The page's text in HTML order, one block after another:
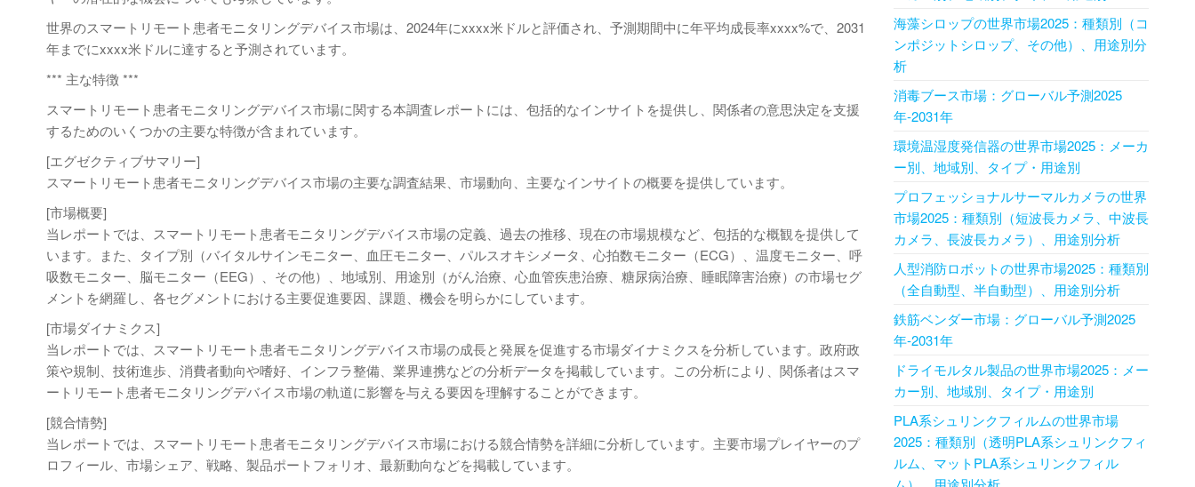
世界のスマートリモート患者モニタリングデバイス市場は、2024年にxxxx米ドルと評価され、予測期間中に年平均成長率xxxx%で、2031
年までにxxxx米ドルに達すると予測されています。
*** 主な特徴 ***
スマートリモート患者モニタリングデバイス市場に関する本調査レポートには、包括的なインサイトを提供し、関係者の意思決定を支援
するためのいくつかの主要な特徴が含まれています。
[エグゼクティブサマリー]
スマートリモート患者モニタリングデバイス市場の主要な調査結果、市場動向、主要なインサイトの概要を提供しています。
[市場概要]
当レポートでは、スマートリモート患者モニタリングデバイス市場の定義、過去の推移、現在の市場規模など、包括的な概観を提供して
います。また、タイプ別（バイタルサインモニター、血圧モニター、パルスオキシメータ、心拍数モニター（ECG）、温度モニター、呼
吸数モニター、脳モニター（EEG）、その他）、地域別、用途別（がん治療、心血管疾患治療、糖尿病治療、睡眠障害治療）の市場セグ
メントを網羅し、各セグメントにおける主要促進要因、課題、機会を明らかにしています。
[市場ダイナミクス]
当レポートでは、スマートリモート患者モニタリングデバイス市場の成長と発展を促進する市場ダイナミクスを分析しています。政府政
策や規制、技術進歩、消費者動向や嗜好、インフラ整備、業界連携などの分析データを掲載しています。この分析により、関係者はスマ
ートリモート患者モニタリングデバイス市場の軌道に影響を与える要因を理解することができます。
[競合情勢]
当レポートでは、スマートリモート患者モニタリングデバイス市場における競合情勢を詳細に分析しています。主要市場プレイヤーのプ
ロフィール、市場シェア、戦略、製品ポートフォリオ、最新動向などを掲載しています。
海藻シロップの世界市場2025：種類別（コ
ンポジットシロップ、その他）、用途別分
析
消毒ブース市場：グローバル予測2025
年-2031年
環境温湿度発信器の世界市場2025：メーカ
ー別、地域別、タイプ・用途別
プロフェッショナルサーマルカメラの世界
市場2025：種類別（短波長カメラ、中波長
カメラ、長波長カメラ）、用途別分析
人型消防ロボットの世界市場2025：種類別
（全自動型、半自動型）、用途別分析
鉄筋ベンダー市場：グローバル予測2025
年-2031年
ドライモルタル製品の世界市場2025：メー
カー別、地域別、タイプ・用途別
PLA系シュリンクフィルムの世界市場
2025：種類別（透明PLA系シュリンクフィ
ルム、マットPLA系シュリンクフィル